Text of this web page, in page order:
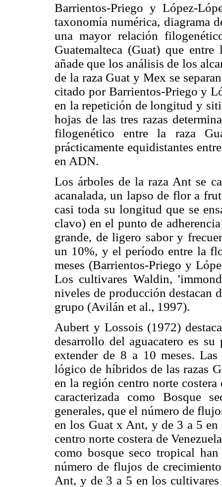
Barrientos-Priego y López-
taxonomía numérica, diagrama
una mayor relación
Guatemalteca (Guat) que
añade que los análisis de los
de la raza Guat y Mex se
citado por Barrientos-Priego y
en la repetición de longitud y
hojas de las tres razas
filogenético entre la raza
prácticamente equidistantes
en ADN.
Los árboles de la raza Ant se
acanalada, un lapso de flor a
casi toda su longitud que se
clavo) en el punto de
grande, de ligero sabor y
un 10%, y el período entre la
meses (Barrientos-Priego y
Los cultivares Waldin,
niveles de producción destacan
grupo (Avilán et al., 1997).
Aubert y Lossois (1972)
desarrollo del aguacatero es
extender de 8 a 10 meses.
lógico de híbridos de las razas
en la región centro norte
caracterizada como Bosque
generales, que el número de
en los Guat x Ant, y de 3 a 5
centro norte costera de
como bosque seco tropical
número de flujos de
Ant, y de 3 a 5 en los